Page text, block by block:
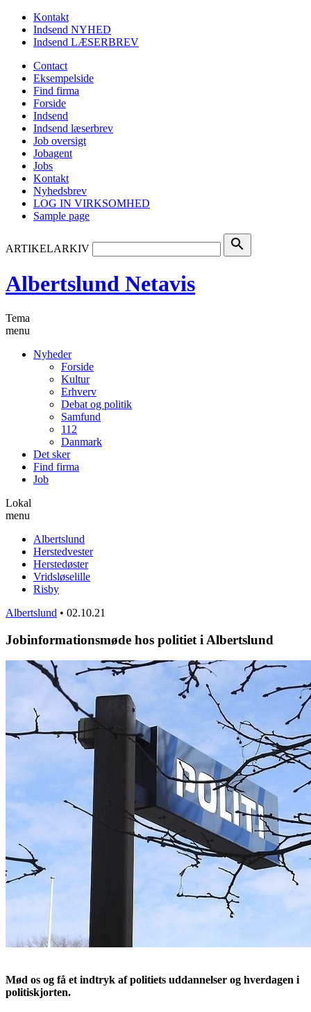
Kontakt
Indsend NYHED
Indsend LÆSERBREV
Contact
Eksempelside
Find firma
Forside
Indsend
Indsend læserbrev
Job oversigt
Jobagent
Jobs
Kontakt
Nyhedsbrev
LOG IN VIRKSOMHED
Sample page
ARTIKELARKIV search
Albertslund Netavis
Tema
menu
Nyheder
Forside
Kultur
Erhverv
Debat og politik
Samfund
112
Danmark
Det sker
Find firma
Job
Lokal
menu
Albertslund
Herstedvester
Herstedøster
Vridsløselille
Risby
Albertslund • 02.10.21
Jobinformationsmøde hos politiet i Albertslund
Mød os og få et indtryk af politiets uddannelser og hverdagen i
politiskjorten.